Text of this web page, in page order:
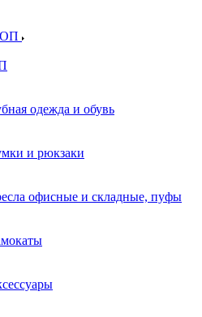
одежда и обувь
и рюкзаки
офисные и складные, пуфы